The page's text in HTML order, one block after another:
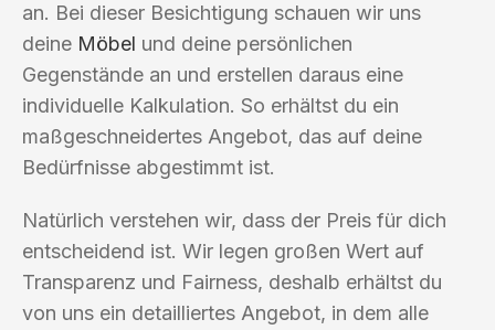
an. Bei dieser Besichtigung schauen wir uns
deine Möbel und deine persönlichen
Gegenstände an und erstellen daraus eine
individuelle Kalkulation. So erhältst du ein
maßgeschneidertes Angebot, das auf deine
Bedürfnisse abgestimmt ist.
Natürlich verstehen wir, dass der Preis für dich
entscheidend ist. Wir legen großen Wert auf
Transparenz und Fairness, deshalb erhältst du
von uns ein detailliertes Angebot, in dem alle